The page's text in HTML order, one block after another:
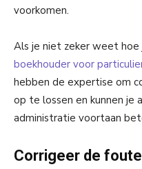
voorkomen.
Als je niet zeker weet hoe
boekhouder voor
hebben de expertise om
op te lossen en kunnen je
administratie voortaan
Corrigeer de